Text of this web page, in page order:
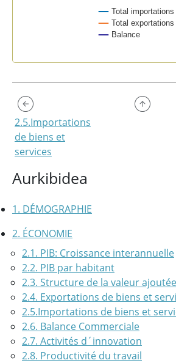
Aurkibidea
1. DÉMOGRAPHIE
2. ÉCONOMIE
2.1. PIB: Croissance interannuelle
2.2. PIB par habitant
2.3. Structure de la valeur ajoutée
2.4. Exportations de biens et
2.5.Importations de biens et
2.6. Balance Commerciale
2.7. Activités d´innovation
2.8. Productivité du travail
Total importations
Total exportations
Balance
2.5.Importations
de biens et
services